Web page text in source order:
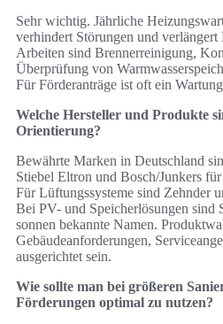
Sehr wichtig. Jährliche
verhindert Störungen und verlängert
Arbeiten sind Brennerreinigung,
Überprüfung von
Für Förderanträge ist oft ein
Welche Hersteller und Produkte
Orientierung?
Bewährte Marken in Deutschland
Stiebel Eltron und Bosch/Junkers
Für Lüftungssysteme sind Zehnder
Bei PV- und Speicherlösungen sind
sonnen bekannte Namen.
Gebäudeanforderungen,
ausgerichtet sein.
Wie sollte man bei größeren
Förderungen optimal zu nutzen?